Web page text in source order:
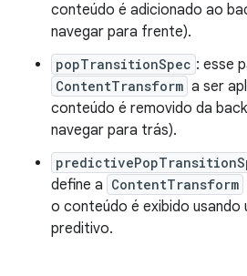
conteúdo é adicionado ao
navegar para frente).
popTransitionSpec : esse
ContentTransform a ser
conteúdo é removido da
navegar para trás).
define a ContentTransform
o conteúdo é exibido
preditivo.